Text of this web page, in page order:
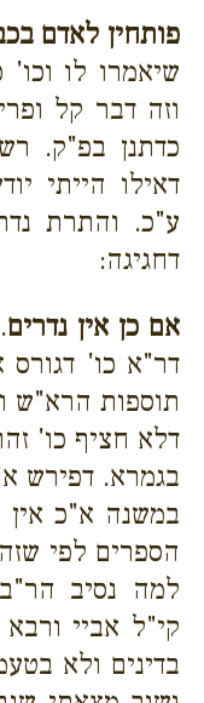
פותחין לאדם
שיאמרו לו
וזה דבר קל
כדתנן בפ"ק.
דאילו הייתי
ע"כ. והתרת
דחגיגה:
אם כן אין נדרים
דר"א כו' דגורס
תוספות הרא"ש
דלא חציף כו'
בגמרא. דפירש
במשנה א"כ אין
הספרים לפי
למה נסיב
קי"ל אביי
בדינים ולא